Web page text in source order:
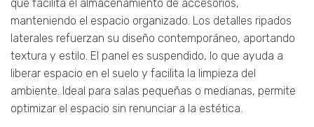
que facilita el almacenamiento de accesorios,
manteniendo el espacio organizado. Los detalles ripados
laterales refuerzan su diseño contemporáneo, aportando
textura y estilo. El panel es suspendido, lo que ayuda a
liberar espacio en el suelo y facilita la limpieza del
ambiente. Ideal para salas pequeñas o medianas, permite
optimizar el espacio sin renunciar a la estética.